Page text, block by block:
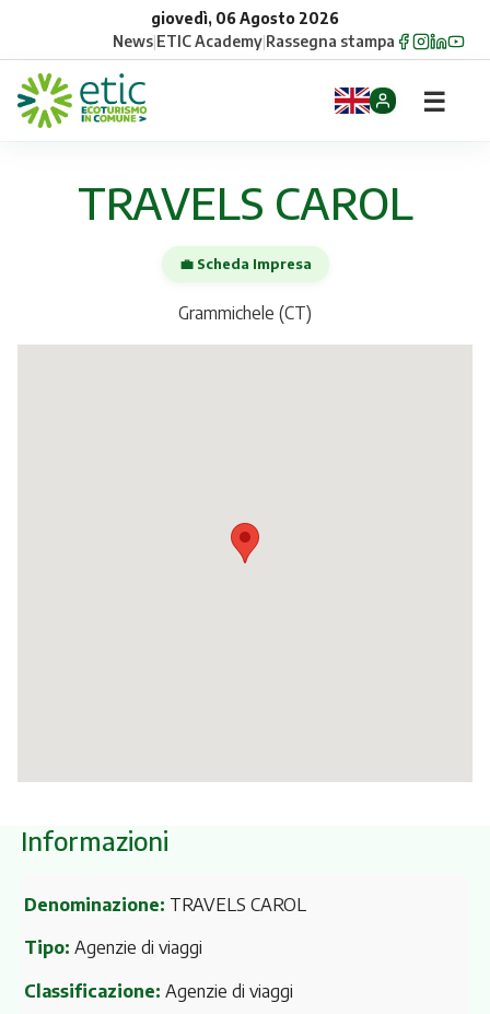
giovedì, 06 Agosto 2026
News|ETIC Academy|Rassegna stampa
Opportunità
☰
TRAVELS CAROL
💼 Scheda Impresa
Grammichele (CT)
Informazioni
Denominazione: TRAVELS CAROL
Tipo: Agenzie di viaggi
Classificazione: Agenzie di viaggi